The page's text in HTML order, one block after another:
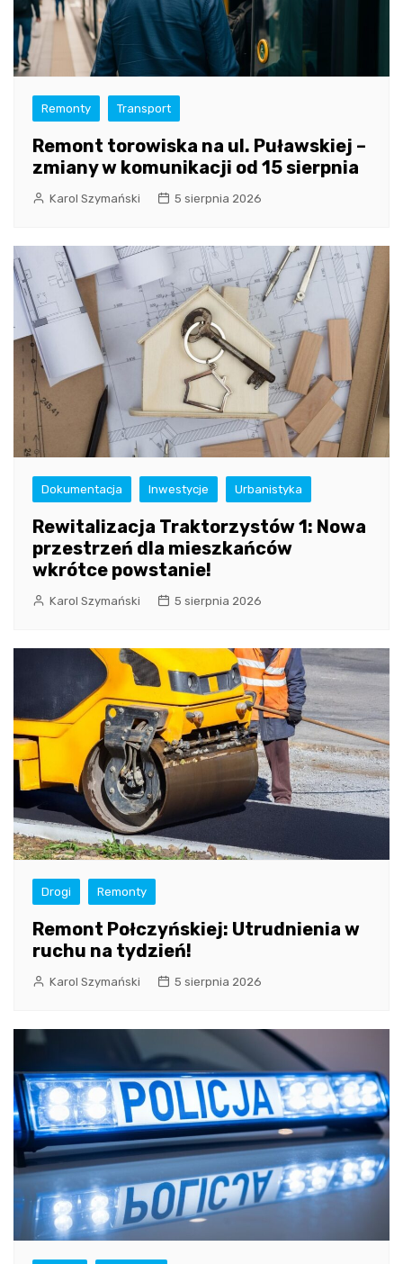
Remonty Transport
Remont torowiska na ul. Puławskiej –
zmiany w komunikacji od 15 sierpnia
Karol Szymański 5 sierpnia 2026
Dokumentacja Inwestycje Urbanistyka
Rewitalizacja Traktorzystów 1: Nowa
przestrzeń dla mieszkańców
wkrótce powstanie!
Karol Szymański 5 sierpnia 2026
Drogi Remonty
Remont Połczyńskiej: Utrudnienia w
ruchu na tydzień!
Karol Szymański 5 sierpnia 2026